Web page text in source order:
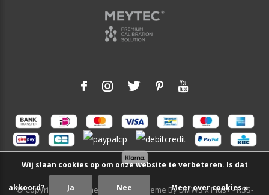
© Copyright 2026 - Theme RePos - Theme ByDMWSxPlus+-RSS-
Wij slaan cookies op om onze website te verbeteren. Is dat
akkoord? Ja Nee Meer over cookies »